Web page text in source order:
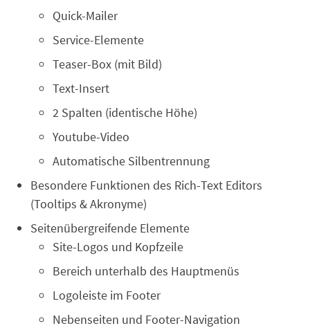
Quick-Mailer
Service-Elemente
Teaser-Box (mit Bild)
Text-Insert
2 Spalten (identische Höhe)
Youtube-Video
Automatische Silbentrennung
Besondere Funktionen des Rich-Text Editors
(Tooltips & Akronyme)
Seitenübergreifende Elemente
Site-Logos und Kopfzeile
Bereich unterhalb des Hauptmenüs
Logoleiste im Footer
Nebenseiten und Footer-Navigation